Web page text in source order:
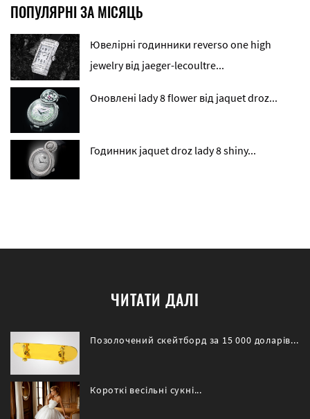
ПОПУЛЯРНІ ЗА МІСЯЦЬ
Ювелірні годинники reverso one high
jewelry від jaeger-lecoultre...
Оновлені lady 8 flower від jaquet droz...
Годинник jaquet droz lady 8 shiny...
ЧИТАТИ ДАЛІ
Позолочений скейтборд за 15 000 доларів...
Короткі весільні сукні...